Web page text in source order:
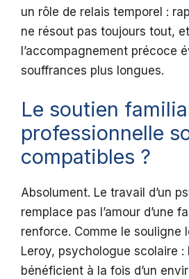
un rôle de relais temporel :
ne résout pas toujours tout,
l’accompagnement précoce
souffrances plus longues.
Le soutien
professionnelle
compatibles ?
Absolument. Le travail d’un
remplace pas l’amour d’une
renforce. Comme le souligne
Leroy, psychologue scolaire :
bénéficient à la fois d’un